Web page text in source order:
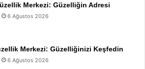
Merkezi: Güzelliğin Adresi
6 Ağustos 2026
Merkezi: Güzelliğinizi Keşfedin
6 Ağustos 2026